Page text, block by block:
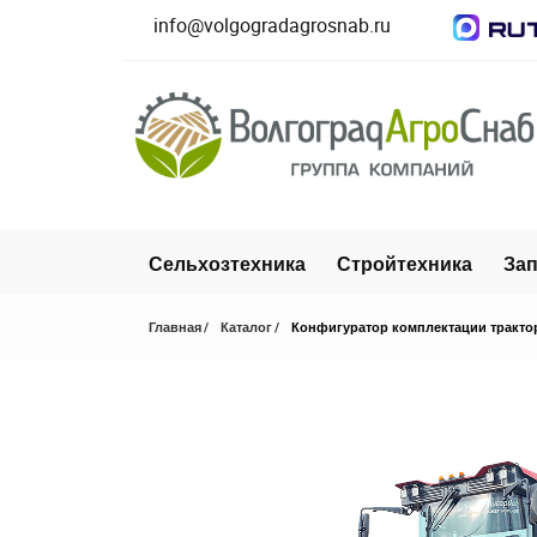
info@volgogradagrosnab.ru
Сельхозтехника Стройтехника
Главная Каталог Конфигуратор комплектации